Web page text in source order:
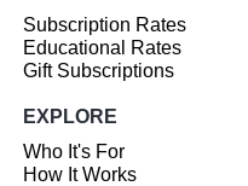
Subscription Rates
Educational Rates
Gift Subscriptions
EXPLORE
Who It's For
How It Works